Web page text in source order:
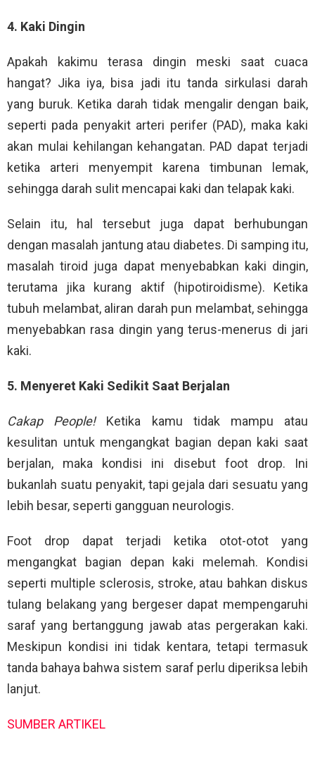
4. Kaki Dingin
Apakah kakimu terasa dingin meski saat cuaca
hangat? Jika iya, bisa jadi itu tanda sirkulasi darah
yang buruk. Ketika darah tidak mengalir dengan baik,
seperti pada penyakit arteri perifer (PAD), maka kaki
akan mulai kehilangan kehangatan. PAD dapat terjadi
ketika arteri menyempit karena timbunan lemak,
sehingga darah sulit mencapai kaki dan telapak kaki.
Selain itu, hal tersebut juga dapat berhubungan
dengan masalah jantung atau diabetes. Di samping itu,
masalah tiroid juga dapat menyebabkan kaki dingin,
terutama jika kurang aktif (hipotiroidisme). Ketika
tubuh melambat, aliran darah pun melambat, sehingga
menyebabkan rasa dingin yang terus-menerus di jari
kaki.
5. Menyeret Kaki Sedikit Saat Berjalan
Cakap People!Ketika kamu tidak mampu atau
kesulitan untuk mengangkat bagian depan kaki saat
berjalan, maka kondisi ini disebut foot drop. Ini
bukanlah suatu penyakit, tapi gejala dari sesuatu yang
lebih besar, seperti gangguan neurologis.
Foot drop dapat terjadi ketika otot-otot yang
mengangkat bagian depan kaki melemah. Kondisi
seperti multiple sclerosis, stroke, atau bahkan diskus
tulang belakang yang bergeser dapat mempengaruhi
saraf yang bertanggung jawab atas pergerakan kaki.
Meskipun kondisi ini tidak kentara, tetapi termasuk
tanda bahaya bahwa sistem saraf perlu diperiksa lebih
lanjut.
SUMBER ARTIKEL